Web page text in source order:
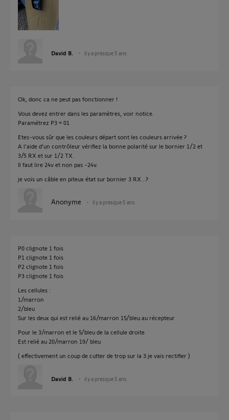
David B. il y a presque 5 ans
Ok, donc ca ne peut pas fonctionner !
Vous devez entrer dans les paramètres, voir notice.
Paramétrez P3 = 01
Etes-vous sûr que les couleurs départ sont les couleurs arrivée ?
A l'aide d'un contrôleur vérifiez la bonne polarité sur le bornier 1/2 et
3/5 RX et sur 1/2 TX.
Il faut lire 24v et non pas -24v.
je vois un câble en piteux état sur bornier 3 RX...?
Anonyme il y a presque 5 ans
P0 clignote 1 fois
P1 clignote 1 fois
P2 clignote 1 fois
P3 clignote 1 fois
Les cellules :
1/marron
2/bleu
Sur les deux qui est relié au 16/marron 15/bleu au récepteur
Pour le 3/marron et le 5/bleu de la cellule droite
Est relié au 20/marron 19/ bleu
( effectivement un coup de cutter de trop sur la 3 je vais rectifier )
David B. il y a presque 5 ans